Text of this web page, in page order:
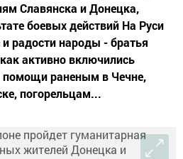
Славянска и Донецка,
боевых действий На Руси
радости народы - братья
активно включились
помощи раненым в Чечне,
погорельцам...